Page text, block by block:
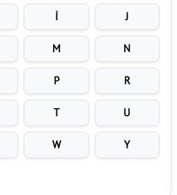
İ J
M N
P R
T U
W Y